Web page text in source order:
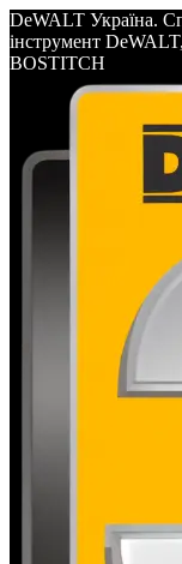
DeWALT Україна.
інструмент
BOSTITCH